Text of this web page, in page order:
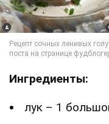
Ингредиенты:
лук – 1